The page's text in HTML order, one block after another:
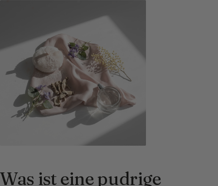
Was ist eine pudrige